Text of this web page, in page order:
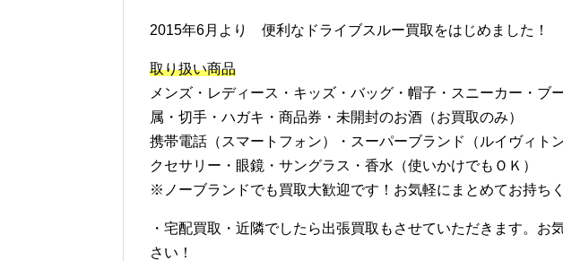
2015年6月より 便利なドライブスルー買取をはじめました！
取り扱い商品
メンズ・レディース・キッズ・バッグ・帽子・スニーカー・ブ
属・切手・ハガキ・商品券・未開封のお酒（お買取のみ）
携帯電話（スマートフォン）・スーパーブランド（ルイヴィト
クセサリー・眼鏡・サングラス・香水（使いかけでもＯＫ）
※ノーブランドでも買取大歓迎です！お気軽にまとめてお持ちく
・宅配買取・近隣でしたら出張買取もさせていただきます。お
さい！